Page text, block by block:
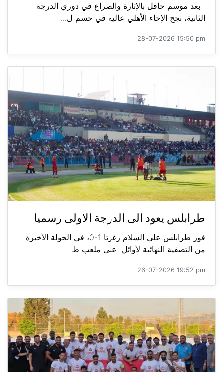
بعد موسم حافل بالإثارة والصراع في دوري الدرجة
الثانية، نجح الإخاء الأهلي عاليه في حسم ل...
28-07-2026 15:50 pm
طرابلس يعود الى الدرجة الاولى رسميا
فوز طرابلس على السلام زغرتا 1-0، في الجولة الأخيرة
من التصفية النهائية لأوائل على ملعب ط...
26-07-2026 19:52 pm